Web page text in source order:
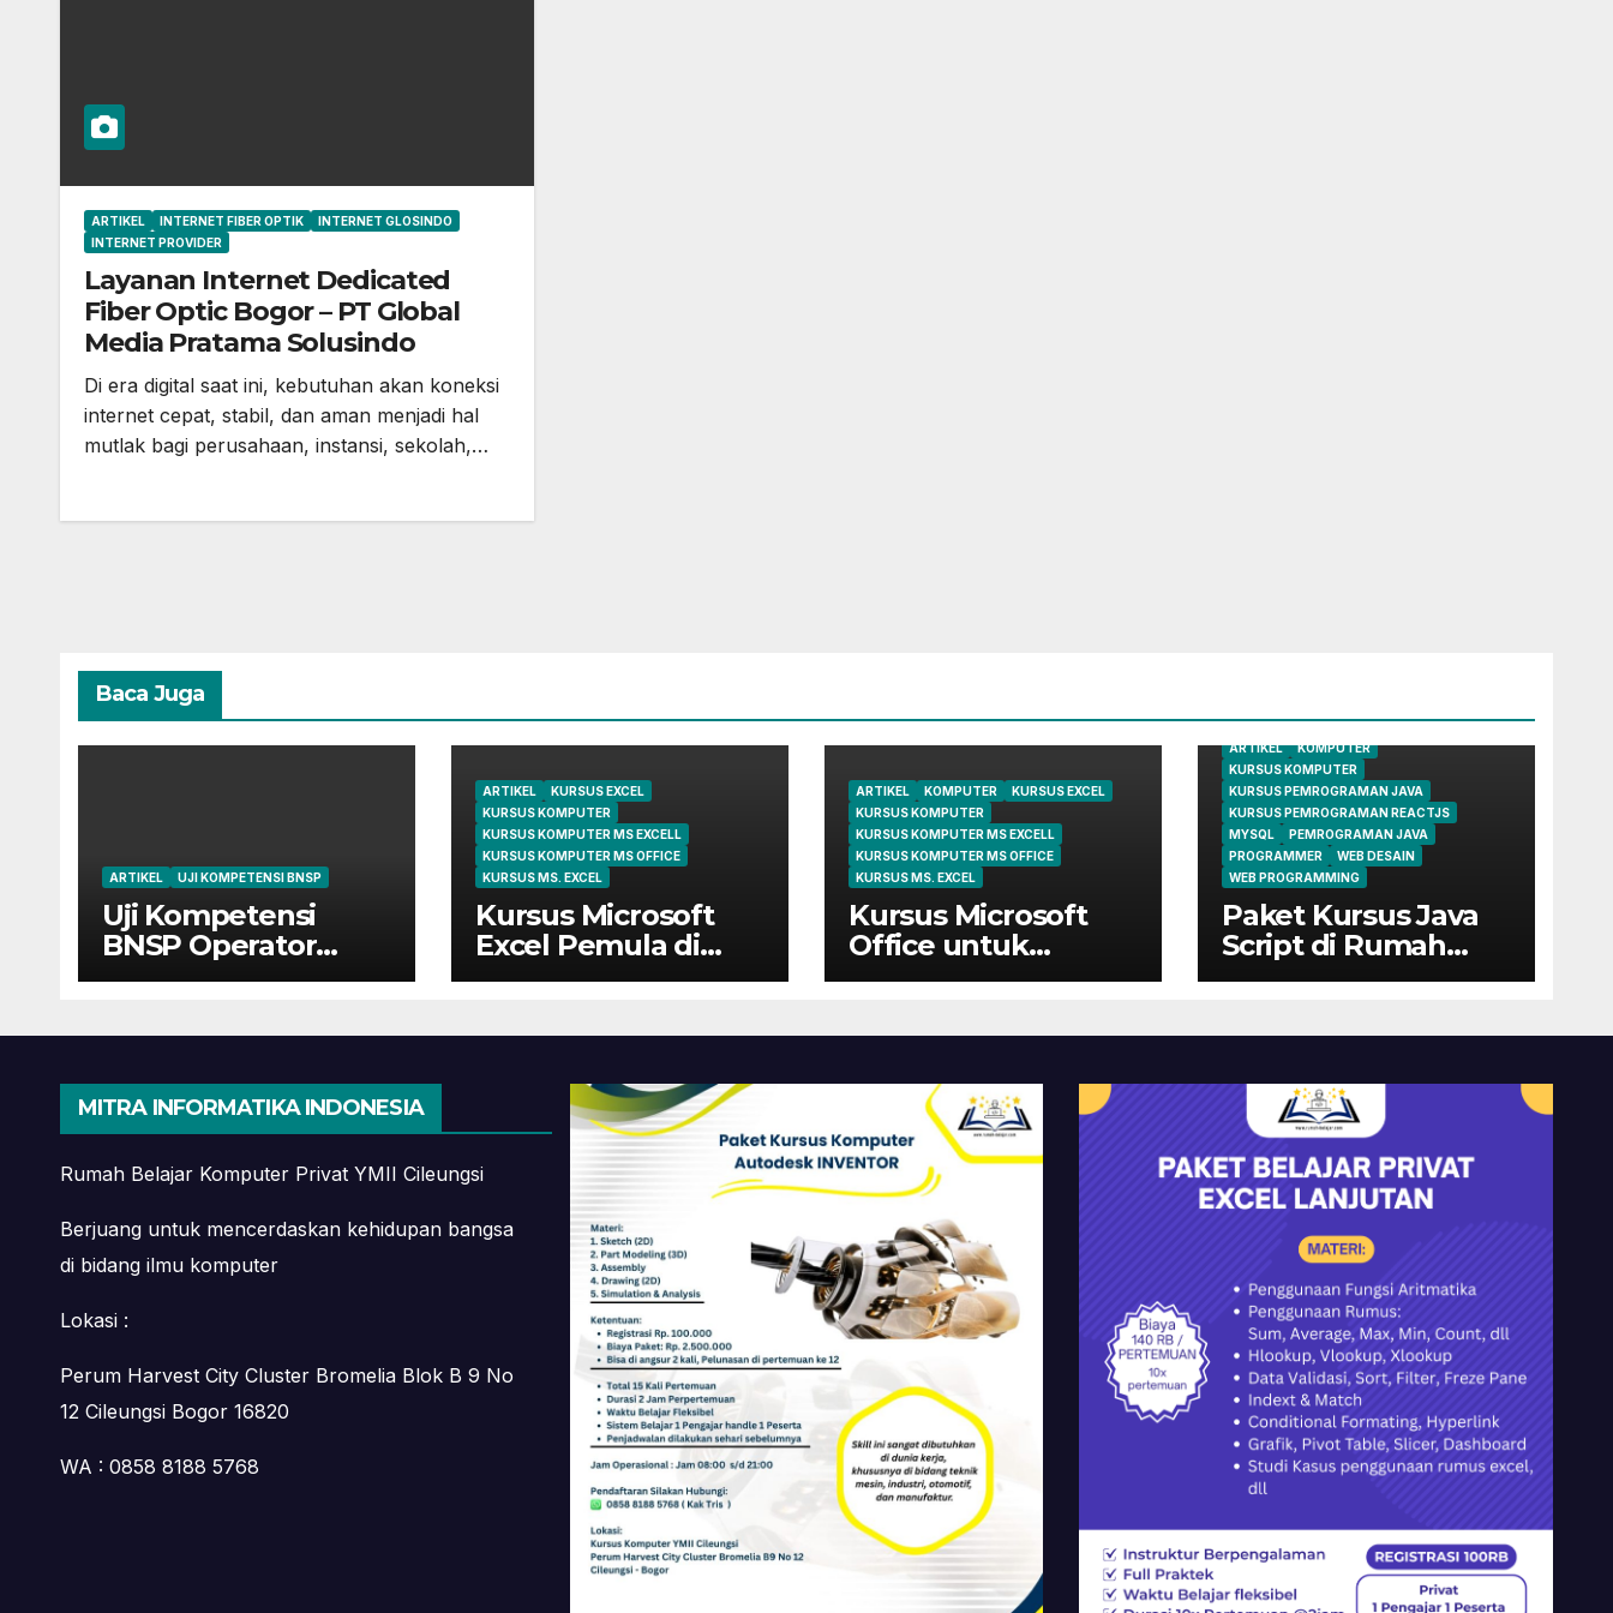
ARTIKEL INTERNET FIBER OPTIK
INTERNET GLOSINDO
INTERNET PROVIDER
Layanan Internet Dedicated
Fiber Optic Bogor – PT Global
Media Pratama Solusindo
Di era digital saat ini, kebutuhan akan koneksi
internet cepat, stabil, dan aman menjadi hal
mutlak bagi perusahaan, instansi, sekolah,…
Baca Juga
ARTIKEL UJI KOMPETENSI BNSP
Uji Kompetensi
BNSP Operator
Komputer dan
Bekasi
ARTIKEL
KURSUS EXCEL
KURSUS KOMPUTER
KURSUS KOMPUTER MS EXCELL
KURSUS KOMPUTER MS OFFICE
KURSUS MS. EXCEL
Kursus Microsoft
Excel Pemula di
Cileungsi | Belajar
Mahir
ARTIKEL KOMPUTER
KURSUS EXCEL
KURSUS KOMPUTER
KURSUS KOMPUTER MS EXCELL
KURSUS KOMPUTER MS OFFICE
KURSUS MS. EXCEL
Kursus Microsoft
Office untuk
Administrasi
Cileungsi
ARTIKEL
KOMPUTER
KURSUS KOMPUTER
KURSUS PEMROGRAMAN JAVA
KURSUS PEMROGRAMAN REACTJS
MYSQL
PEMROGRAMAN JAVA
PROGRAMMER
WEB DESAIN
WEB PROGRAMMING
Paket Kursus Java
Script di Rumah
Belajar Komputer
MITRA INFORMATIKA INDONESIA
Rumah Belajar Komputer Privat YMII Cileungsi
Berjuang untuk mencerdaskan kehidupan bangsa
di bidang ilmu komputer
Lokasi :
Perum Harvest City Cluster Bromelia Blok B 9 No
12 Cileungsi Bogor 16820
WA : 0858 8188 5768